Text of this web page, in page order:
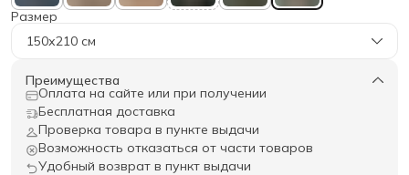
Размер
150х210 см
Преимущества
Оплата на сайте или при получении
Бесплатная доставка
Проверка товара в пункте выдачи
Возможность отказаться от части товаров
Удобный возврат в пункт выдачи